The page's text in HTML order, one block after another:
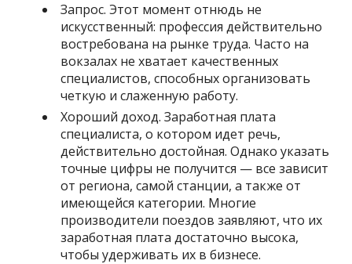
Запрос. Этот момент отнюдь не
искусственный: профессия действительно
востребована на рынке труда. Часто на
вокзалах не хватает качественных
специалистов, способных организовать
четкую и слаженную работу.
Хороший доход. Заработная плата
специалиста, о котором идет речь,
действительно достойная. Однако указать
точные цифры не получится — все зависит
от региона, самой станции, а также от
имеющейся категории. Многие
производители поездов заявляют, что их
заработная плата достаточно высока,
чтобы удерживать их в бизнесе.